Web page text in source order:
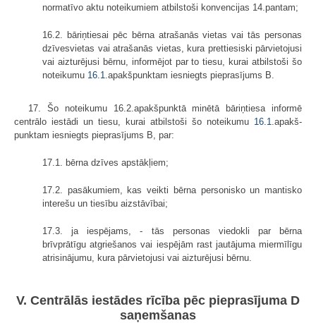
normatīvo aktu noteikumiem atbilstoši konvencijas 14.pantam;
16.2. bāriņtiesai pēc bērna atrašanās vietas vai tās personas
dzīvesvietas vai atrašanās vietas, kura prettiesiski pārvietojusi
vai aizturējusi bērnu, informējot par to tiesu, kurai atbilstoši šo
noteikumu 16.1 .apakš­punktam iesniegts pieprasījums B.
17. Šo noteikumu 16.2.apakšpunktā minētā bāriņtiesa informē
centrālo iestādi un tiesu, kurai atbilstoši šo noteikumu 16.1 .apakš­
punktam iesniegts pieprasījums B, par:
17.1. bērna dzīves apstākļiem;
17.2. pasākumiem, kas veikti bērna personisko un mantisko
interešu un tiesību aizstāvībai;
17.3. ja iespējams, - tās personas viedokli par bērna
brīvprātīgu atgriešanos vai iespējām rast jautājuma miermīlīgu
atrisinājumu, kura pārvietojusi vai aizturējusi bērnu.
V. Centrālās iestādes rīcība pēc pieprasījuma D
saņemšanas